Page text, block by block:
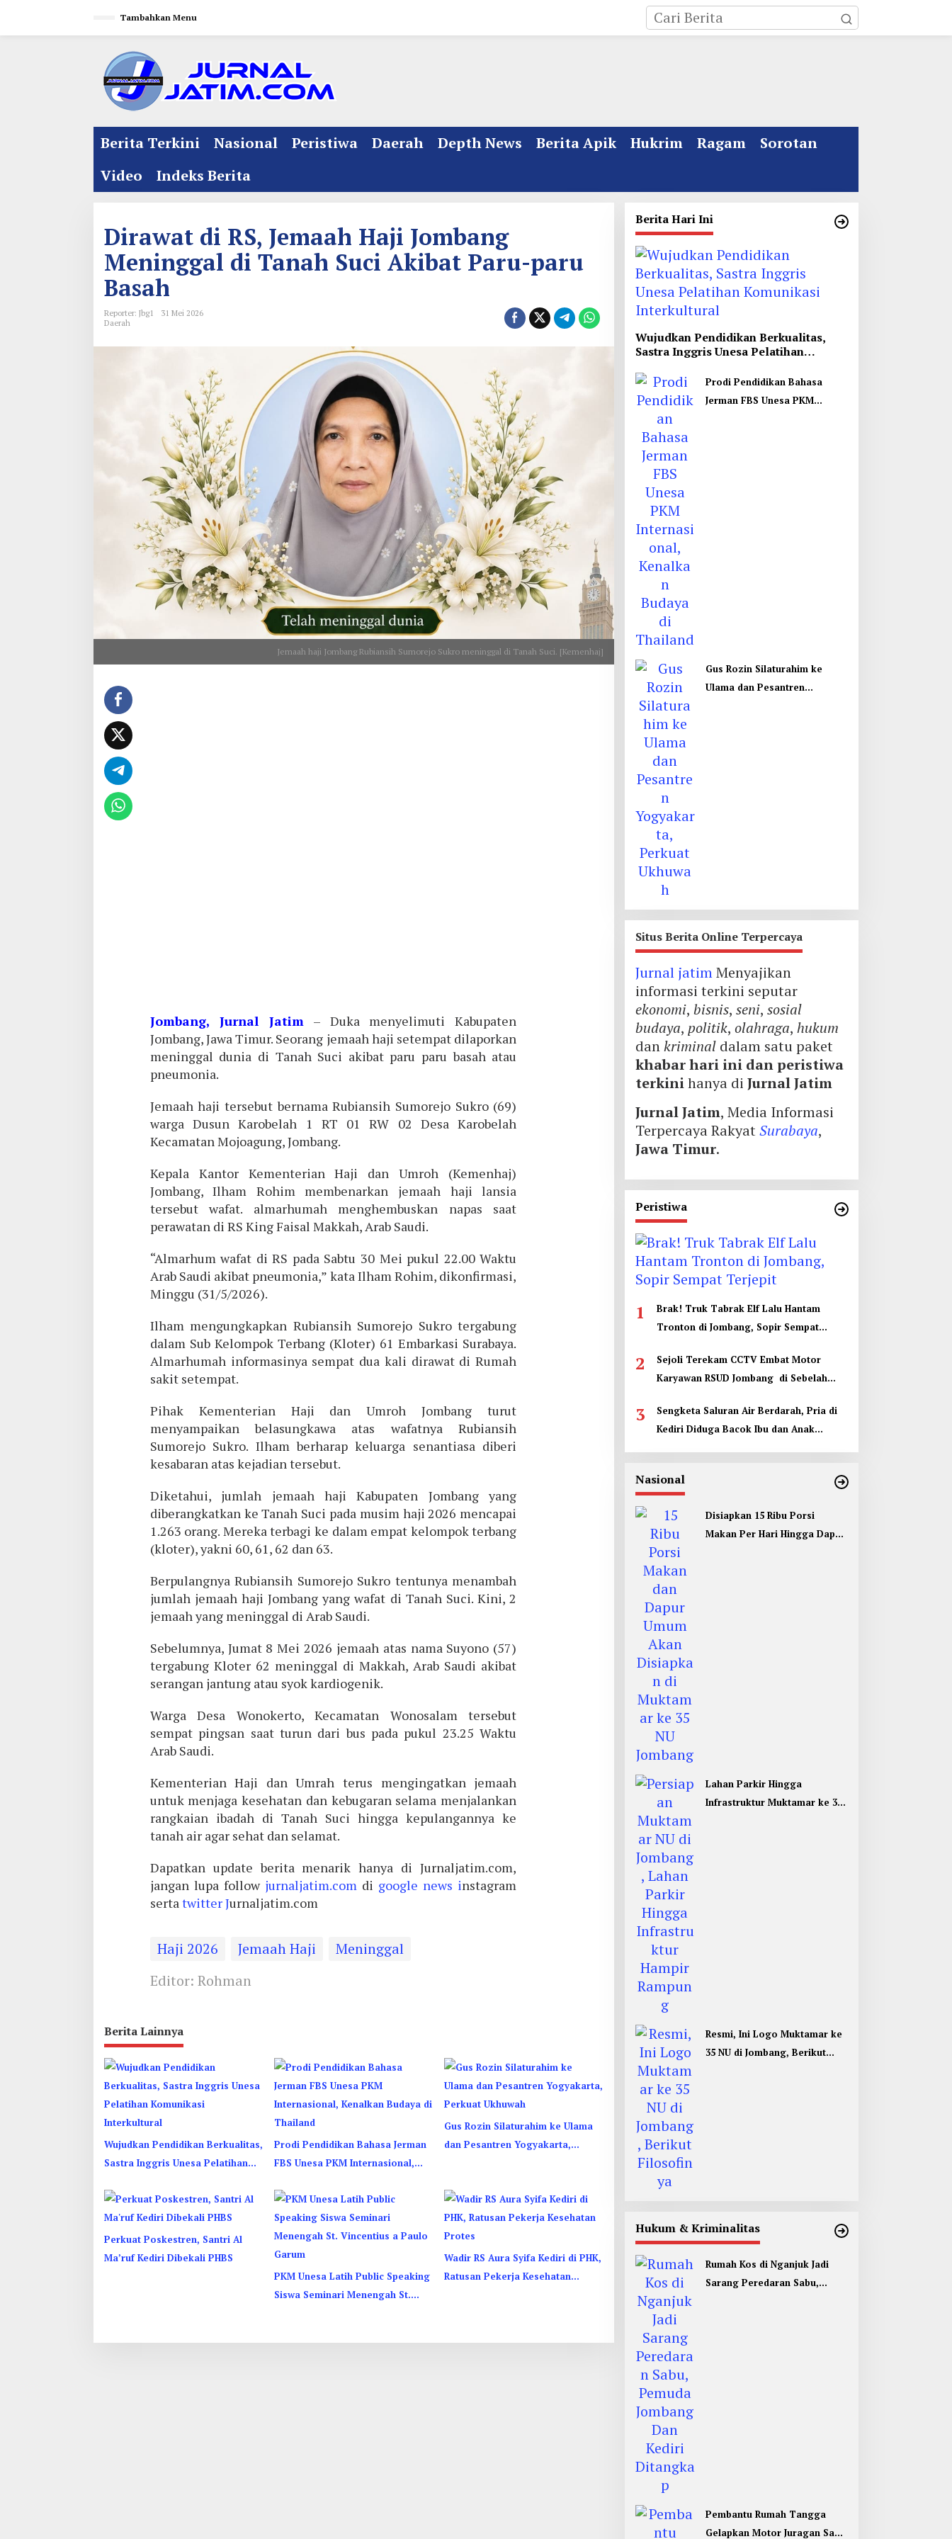
Tambahkan Menu
Berita Terkini Nasional Peristiwa Daerah Depth News Berita Apik Hukrim Ragam
Sorotan
Video
Indeks Berita
Dirawat di RS, Jemaah Haji Jombang
Meninggal di Tanah Suci Akibat Paru-paru
Basah
Reporter: Jbg1
31 Mei 2026
Daerah
Jemaah haji Jombang Rubiansih Sumorejo Sukro meninggal di Tanah Suci. [Kemenhaj]
Jombang, Jurnal Jatim – Duka menyelimuti Kabupaten
Jombang, Jawa Timur. Seorang jemaah haji setempat dilaporkan
meninggal dunia di Tanah Suci akibat paru paru basah atau
pneumonia.
Jemaah haji tersebut bernama Rubiansih Sumorejo Sukro (69)
warga Dusun Karobelah 1 RT 01 RW 02 Desa Karobelah
Kecamatan Mojoagung, Jombang.
Kepala Kantor Kementerian Haji dan Umroh (Kemenhaj)
Jombang, Ilham Rohim membenarkan jemaah haji lansia
tersebut wafat. almarhumah menghembuskan napas saat
perawatan di RS King Faisal Makkah, Arab Saudi.
“Almarhum wafat di RS pada Sabtu 30 Mei pukul 22.00 Waktu
Arab Saudi akibat pneumonia,” kata Ilham Rohim, dikonfirmasi,
Minggu (31/5/2026).
Ilham mengungkapkan Rubiansih Sumorejo Sukro tergabung
dalam Sub Kelompok Terbang (Kloter) 61 Embarkasi Surabaya.
Almarhumah informasinya sempat dua kali dirawat di Rumah
sakit setempat.
Pihak Kementerian Haji dan Umroh Jombang turut
menyampaikan belasungkawa atas wafatnya Rubiansih
Sumorejo Sukro. Ilham berharap keluarga senantiasa diberi
kesabaran atas kejadian tersebut.
Diketahui, jumlah jemaah haji Kabupaten Jombang yang
diberangkatkan ke Tanah Suci pada musim haji 2026 mencapai
1.263 orang. Mereka terbagi ke dalam empat kelompok terbang
(kloter), yakni 60, 61, 62 dan 63.
Berpulangnya Rubiansih Sumorejo Sukro tentunya menambah
jumlah jemaah haji Jombang yang wafat di Tanah Suci. Kini, 2
jemaah yang meninggal di Arab Saudi.
Sebelumnya, Jumat 8 Mei 2026 jemaah atas nama Suyono (57)
tergabung Kloter 62 meninggal di Makkah, Arab Saudi akibat
serangan jantung atau syok kardiogenik.
Warga Desa Wonokerto, Kecamatan Wonosalam tersebut
sempat pingsan saat turun dari bus pada pukul 23.25 Waktu
Arab Saudi.
Kementerian Haji dan Umrah terus mengingatkan jemaah
untuk menjaga kesehatan dan kebugaran selama menjalankan
rangkaian ibadah di Tanah Suci hingga kepulangannya ke
tanah air agar sehat dan selamat.
Dapatkan update berita menarik hanya di Jurnaljatim.com,
jangan lupa follow jurnaljatim.com di google news instagram
sertatwitter Jurnaljatim.com
Haji 2026 Jemaah Haji
Meninggal
Editor: Rohman
Berita Lainnya
Wujudkan Pendidikan Berkualitas,
Sastra Inggris Unesa Pelatihan
Prodi Pendidikan Bahasa Jerman
FBS Unesa PKM Internasional,
Gus Rozin Silaturahim ke Ulama
dan Pesantren Yogyakarta,
Perkuat Poskestren, Santri Al
Ma’ruf Kediri Dibekali PHBS
PKM Unesa Latih Public Speaking
Siswa Seminari Menengah St.
Wadir RS Aura Syifa Kediri di PHK,
Ratusan Pekerja Kesehatan
Berita Hari Ini
Wujudkan Pendidikan Berkualitas,
Sastra Inggris Unesa Pelatihan
Prodi Pendidikan Bahasa
Jerman FBS Unesa PKM
Gus Rozin Silaturahim ke
Ulama dan Pesantren
Situs Berita Online Terpercaya
Jurnal jatimMenyajikan
informasi terkini seputar
ekonomi, bisnis, seni, sosial
budaya, politik, olahraga, hukum
dankriminaldalam satu paket
khabar hari ini dan peristiwa
terkinihanya di Jurnal Jatim
Jurnal Jatim, Media Informasi
Terpercaya RakyatSurabaya,
Jawa Timur.
Peristiwa
1
Brak! Truk Tabrak Elf Lalu Hantam
Tronton di Jombang, Sopir Sempat
2
Sejoli Terekam CCTV Embat Motor
Karyawan RSUD Jombang di Sebelah
3
Sengketa Saluran Air Berdarah, Pria di
Kediri Diduga Bacok Ibu dan Anak
Nasional
Disiapkan 15 Ribu Porsi
Makan Per Hari Hingga Dapur
Lahan Parkir Hingga
Infrastruktur Muktamar ke 35
Resmi, Ini Logo Muktamar ke
35 NU di Jombang, Berikut
Hukum & Kriminalitas
Rumah Kos di Nganjuk Jadi
Sarang Peredaran Sabu,
Pembantu Rumah Tangga
Gelapkan Motor Juragan Sapi